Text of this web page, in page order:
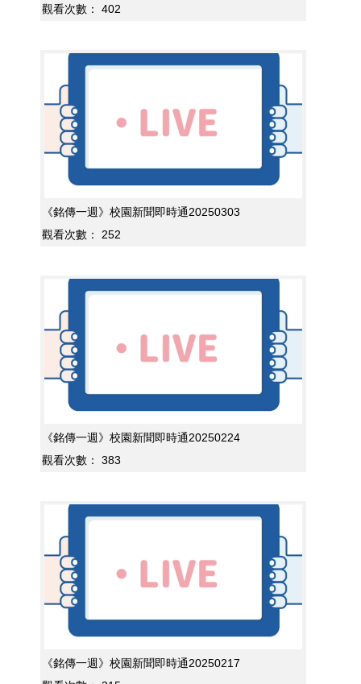
觀看次數：
402
《銘傳一週》校園新聞即時通20250303
觀看次數：
252
《銘傳一週》校園新聞即時通20250224
觀看次數：
383
《銘傳一週》校園新聞即時通20250217